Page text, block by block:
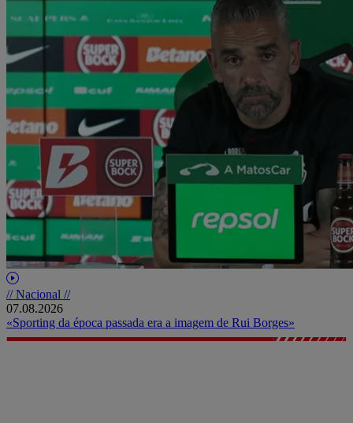
// Nacional //
07.08.2026
«Sporting da época passada era a imagem de Rui Borges»